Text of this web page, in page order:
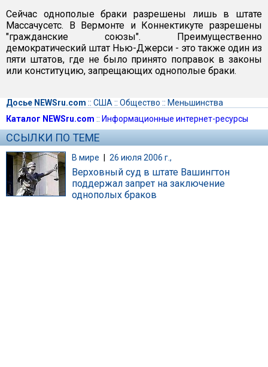
Сейчас однополые браки разрешены лишь в штате
Массачусетс. В Вермонте и Коннектикуте разрешены
"гражданские союзы". Преимущественно
демократический штат Нью-Джерси - это также один из
пяти штатов, где не было принято поправок в законы
или конституцию, запрещающих однополые браки.
Досье NEWSru.com :: США :: Общество :: Меньшинства
Каталог NEWSru.com :: Информационные интернет-ресурсы
ССЫЛКИ ПО ТЕМЕ
В мире | 26 июля 2006 г.,
Верховный суд в штате Вашингтон
поддержал запрет на заключение
однополых браков